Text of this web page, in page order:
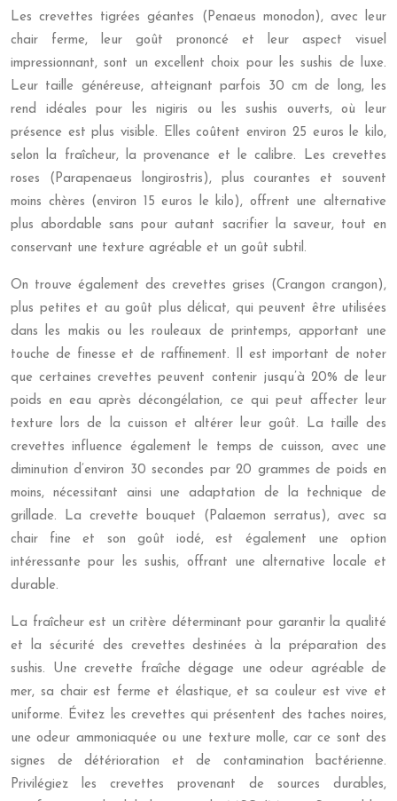
Les crevettes tigrées géantes (Penaeus monodon), avec leur
chair ferme, leur goût prononcé et leur aspect visuel
impressionnant, sont un excellent choix pour les sushis de luxe.
Leur taille généreuse, atteignant parfois 30 cm de long, les
rend idéales pour les nigiris ou les sushis ouverts, où leur
présence est plus visible. Elles coûtent environ 25 euros le kilo,
selon la fraîcheur, la provenance et le calibre. Les crevettes
roses (Parapenaeus longirostris), plus courantes et souvent
moins chères (environ 15 euros le kilo), offrent une alternative
plus abordable sans pour autant sacrifier la saveur, tout en
conservant une texture agréable et un goût subtil.
On trouve également des crevettes grises (Crangon crangon),
plus petites et au goût plus délicat, qui peuvent être utilisées
dans les makis ou les rouleaux de printemps, apportant une
touche de finesse et de raffinement. Il est important de noter
que certaines crevettes peuvent contenir jusqu’à 20% de leur
poids en eau après décongélation, ce qui peut affecter leur
texture lors de la cuisson et altérer leur goût. La taille des
crevettes influence également le temps de cuisson, avec une
diminution d’environ 30 secondes par 20 grammes de poids en
moins, nécessitant ainsi une adaptation de la technique de
grillade. La crevette bouquet (Palaemon serratus), avec sa
chair fine et son goût iodé, est également une option
intéressante pour les sushis, offrant une alternative locale et
durable.
La fraîcheur est un critère déterminant pour garantir la qualité
et la sécurité des crevettes destinées à la préparation des
sushis. Une crevette fraîche dégage une odeur agréable de
mer, sa chair est ferme et élastique, et sa couleur est vive et
uniforme. Évitez les crevettes qui présentent des taches noires,
une odeur ammoniaquée ou une texture molle, car ce sont des
signes de détérioration et de contamination bactérienne.
Privilégiez les crevettes provenant de sources durables,